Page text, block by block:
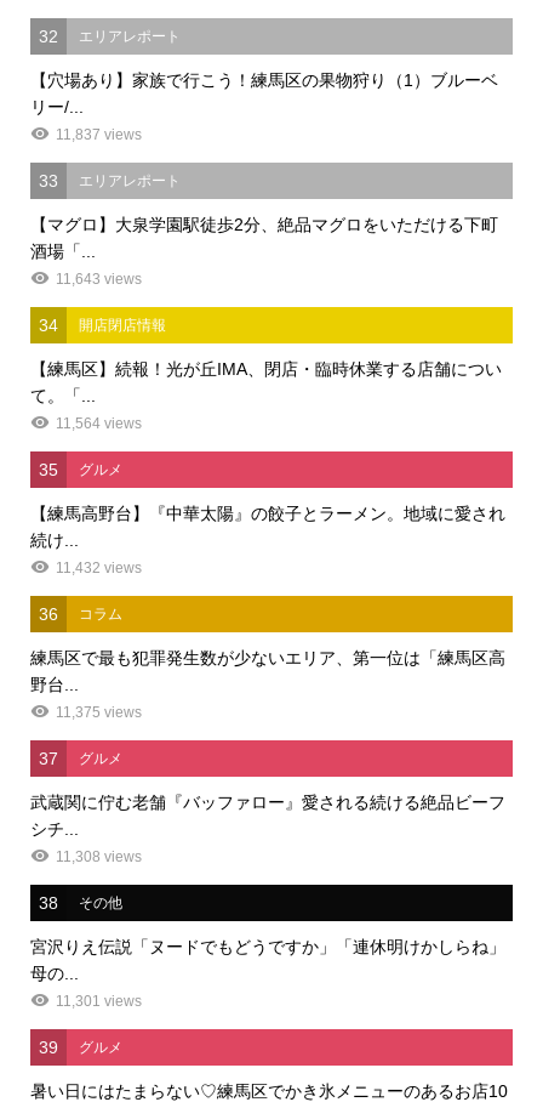
32 エリアレポート
【穴場あり】家族で行こう！練馬区の果物狩り（1）ブルーベ
リー/...
11,837 views
33 エリアレポート
【マグロ】大泉学園駅徒歩2分、絶品マグロをいただける下町
酒場「...
11,643 views
34 開店閉店情報
【練馬区】続報！光が丘IMA、閉店・臨時休業する店舗につい
て。「...
11,564 views
35 グルメ
【練馬高野台】『中華太陽』の餃子とラーメン。地域に愛され
続け...
11,432 views
36 コラム
練馬区で最も犯罪発生数が少ないエリア、第一位は「練馬区高
野台...
11,375 views
37 グルメ
武蔵関に佇む老舗『バッファロー』愛される続ける絶品ビーフ
シチ...
11,308 views
38 その他
宮沢りえ伝説「ヌードでもどうですか」「連休明けかしらね」
母の...
11,301 views
39 グルメ
暑い日にはたまらない♡練馬区でかき氷メニューのあるお店10